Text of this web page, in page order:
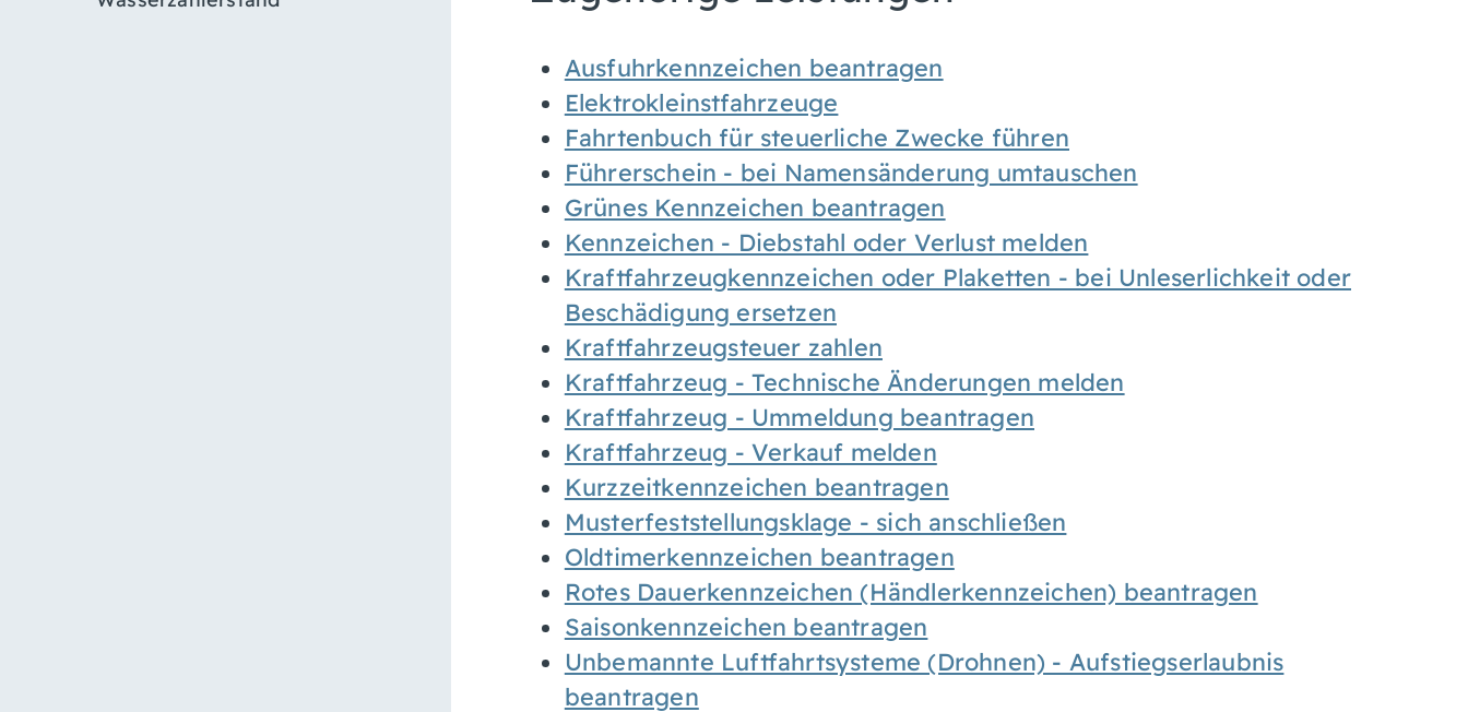
Ausfuhrkennzeichen beantragen
Elektrokleinstfahrzeuge
Fahrtenbuch für steuerliche Zwecke führen
Führerschein - bei Namensänderung umtauschen
Grünes Kennzeichen beantragen
Kennzeichen - Diebstahl oder Verlust melden
Kraftfahrzeugkennzeichen oder Plaketten - bei Unleserlichkeit oder
Beschädigung ersetzen
Kraftfahrzeugsteuer zahlen
Kraftfahrzeug - Technische Änderungen melden
Kraftfahrzeug - Ummeldung beantragen
Kraftfahrzeug - Verkauf melden
Kurzzeitkennzeichen beantragen
Musterfeststellungsklage - sich anschließen
Oldtimerkennzeichen beantragen
Rotes Dauerkennzeichen (Händlerkennzeichen) beantragen
Saisonkennzeichen beantragen
Unbemannte Luftfahrtsysteme (Drohnen) - Aufstiegserlaubnis
beantragen